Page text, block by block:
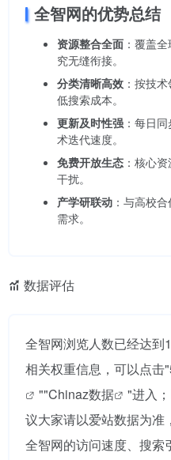
全智网的优势总结
资源整合全面 ：覆盖
究无缝衔接。
分类清晰高效 ：按技
低搜索成本。
更新及时性强 ：每日
术迭代速度。
免费开放生态 ：核心
干扰。
产学研联动 ：与高校
需求。
数据评估
全智网浏览人数已经达到
相关权重信息，可以点击"
""Chinaz数据
"进入
议大家请以爱站数据为准
全智网的访问速度、搜索